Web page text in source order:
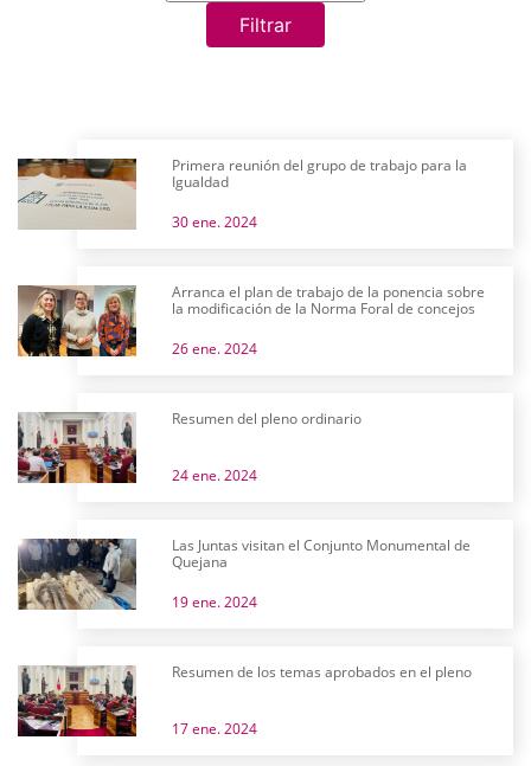
Filtrar
Primera reunión del grupo de trabajo para la
Igualdad
30 ene. 2024
Arranca el plan de trabajo de la ponencia sobre
la modificación de la Norma Foral de concejos
26 ene. 2024
Resumen del pleno ordinario
24 ene. 2024
Las Juntas visitan el Conjunto Monumental de
Quejana
19 ene. 2024
Resumen de los temas aprobados en el pleno
17 ene. 2024